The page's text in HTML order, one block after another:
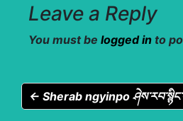
Leave a Reply
You must be logged in to
← Sherab ngyinpo